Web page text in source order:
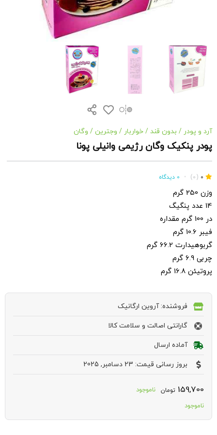
آرد و پودر / بدون قند / خواربار / وجترین / وگان
پودر پنکیک وگان رژیمی وانیلی پونا
0
(0)
• 0 دیدگاه
وزن 250 گرم
14 عدد پنگیگ
در 100 گرم مقداره
فیبر 10.6 گرم
گربوهیدارت 66.2 گرم
چربی 6.9 گرم
پروتیئن 16.8 گرم
فروشنده: آروین ارگانیک
گارانتی اصالت و سلامت کالا
آماده ارسال
بروز رسانی قیمت: 23 دسامبر, 2025
159,700 تومان
ناموجود
ناموجود